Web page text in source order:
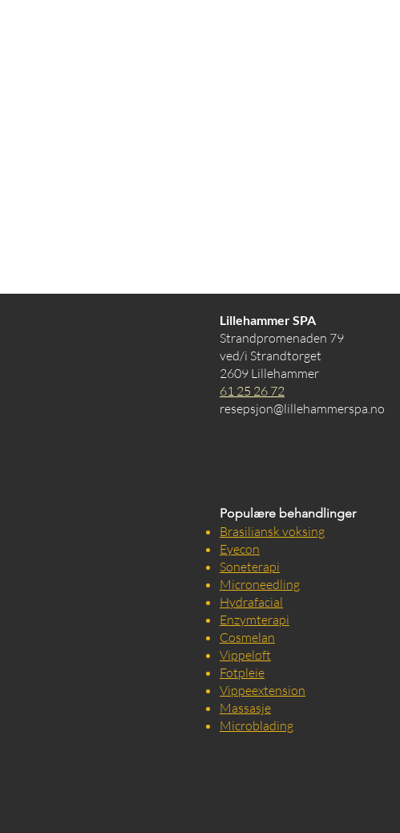
Lillehammer SPA
Strandpromenaden 79
ved/i Strandtorget
2609 Lillehammer
61 25 26 72
resepsjon@lillehammerspa.no
Populære behandlinger
Brasiliansk voksing
Eyecon
Soneterapi
Microneedling
Hydrafacial
Enzymterapi
Cosmelan
Vippeløft
Fotpleie
Vippeextension
Massasje
Microblading